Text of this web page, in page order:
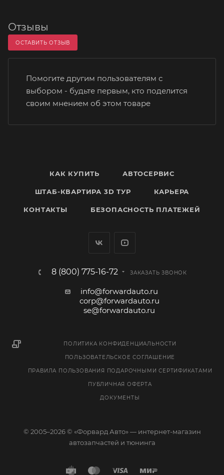
Отзывы
ОСТАВИТЬ ОТЗЫВ
Помогите другим пользователям с
выбором - будьте первым, кто поделится
своим мнением об этом товаре
КАК КУПИТЬ АВТОСЕРВИС
ШТАБ-КВАРТИРА 3D ТУР КАРЬЕРА
КОНТАКТЫ БЕЗОПАСНОСТЬ ПЛАТЕЖЕЙ
8 (800) 775-16-72 ЗАКАЗАТЬ ЗВОНОК
info@forwardauto.ru
corp@forwardauto.ru
se@forwardauto.ru
ПОЛИТИКА КОНФИДЕНЦИАЛЬНОСТИ
ПОЛЬЗОВАТЕЛЬСКОЕ СОГЛАШЕНИЕ
ПРАВИЛА ПОЛЬЗОВАНИЯ ПОДАРОЧНЫМИ СЕРТИФИКАТАМИ
ПУБЛИЧНАЯ ОФЕРТА
ДОКУМЕНТЫ
© 2005–2026 © «Форвард Авто» — интернет-магазин
автозапчастей и тюнинга